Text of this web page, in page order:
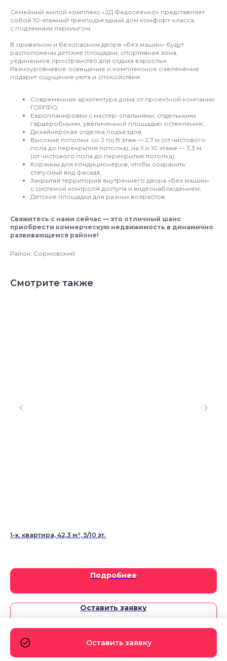
Оставить заявку
Семейный жилой комплекс «2Д Федосеенко» представляет
собой 10-этажный трехподъездный дом комфорт-класса
с подземным паркингом.
В приватном и безопасном дворе «без машин» будут
расположены детские площадки, спортивная зона,
уединенное пространство для отдыха взрослых.
Разноуровневое освещение и комплексное озеленение
подарит ощущение уюта и спокойствия.
Современная архитектура дома от проектной компании
ГОРПРО;
Европланировки с мастер-спальнями, отдельными
гардеробными, увеличенной площадью остекления;
Дизайнерская отделка подъездов;
Высокие потолки: со 2 по 8 этаж — 2,7 м (от чистового
пола до перекрытия потолка), на 9 и 10 этаже — 3,3 м
(от чистового пола до перекрытия потолка);
Корзины для кондиционеров, чтобы сохранить
статусный вид фасада;
Закрытая территория внутреннего двора «без машин»
с системой контроля доступа и видеонаблюдением;
Детские площадки для разных возрастов;
Свяжитесь с нами сейчас — это отличный шанс
приобрести коммерческую недвижимость в динамично
развивающемся районе!
Район: Сормовский
Смотрите также
1-к. квартира, 42,3 м², 5/10 эт.
Подробнее
Оставить заявку